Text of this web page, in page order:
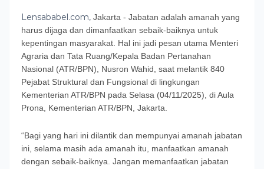
Lensababel.com, Jakarta - Jabatan adalah amanah yang
harus dijaga dan dimanfaatkan sebaik-baiknya untuk
kepentingan masyarakat. Hal ini jadi pesan utama Menteri
Agraria dan Tata Ruang/Kepala Badan Pertanahan
Nasional (ATR/BPN), Nusron Wahid, saat melantik 840
Pejabat Struktural dan Fungsional di lingkungan
Kementerian ATR/BPN pada Selasa (04/11/2025), di Aula
Prona, Kementerian ATR/BPN, Jakarta.
“Bagi yang hari ini dilantik dan mempunyai amanah jabatan
ini, selama masih ada amanah itu, manfaatkan amanah
dengan sebaik-baiknya. Jangan memanfaatkan jabatan